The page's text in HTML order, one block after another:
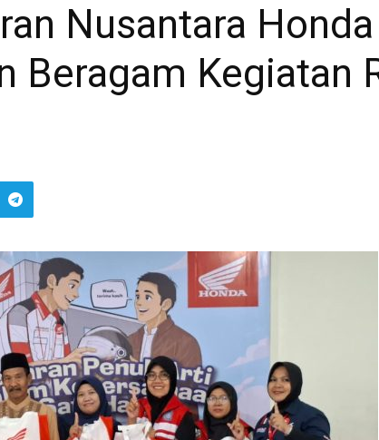
Nusantara
Beragam Kegiatan